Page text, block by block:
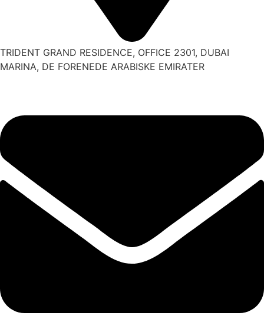
TRIDENT GRAND RESIDENCE, OFFICE 2301, DUBAI
MARINA, DE FORENEDE ARABISKE EMIRATER